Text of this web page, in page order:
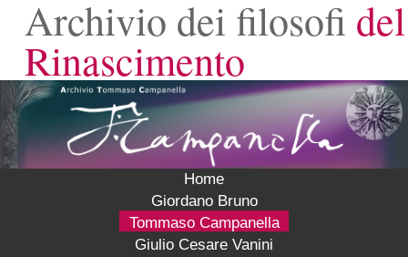
Archivio dei filosofi del
Rinascimento
Home
Giordano Bruno
Tommaso Campanella
Giulio Cesare Vanini